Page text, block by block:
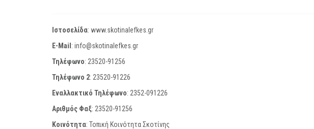
Ιστοσελίδα: www.skotinalefkes.gr
E-Mail : info@skotinalefkes.gr
Τηλέφωνο: 23520-91256
Τηλέφωνο 2: 23520-91226
Εναλλακτικό Τηλέφωνο: 2352-091226
Αριθμός Φαξ: 23520-91256
Κοινότητα: Τοπική Κοινότητα Σκοτίνης